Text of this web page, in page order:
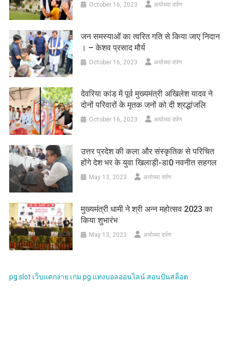
October 16, 2023 अयोध्या दर्पण
जन समस्याओं का त्वरित गति से किया जाए निदान
। – केशव प्रसाद मौर्य
October 16, 2023 अयोध्या दर्पण
देवरिया कांड में पूर्व मुख्यमंत्री अखिलेश यादव ने
दोनों परिवारों के मृतक जनों को दी श्रद्धांजलि
October 16, 2023 अयोध्या दर्पण
उत्तर प्रदेश की कला और संस्कृतिक से परिचित
होंगे देश भर के युवा खिलाड़ी-डा0 नवनीत सहगल
May 13, 2023 अयोध्या दर्पण
मुख्यमंत्री धामी ने श्री अन्न महोत्सव 2023 का
किया शुभारंभ
May 13, 2023 अयोध्या दर्पण
pg slot เว็บแตกง่าย เกม pg แทงบอลออนไลน์ สอนปั่นสล็อต